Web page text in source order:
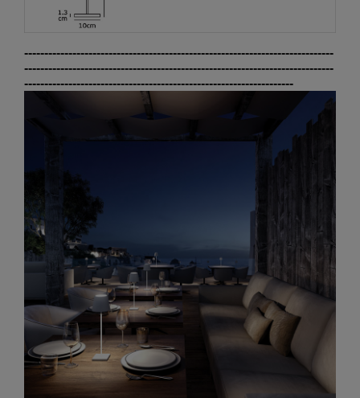
-----------------------------------------------------------------------------
-----------------------------------------------------------------------------
-------------------------------------------------------------------